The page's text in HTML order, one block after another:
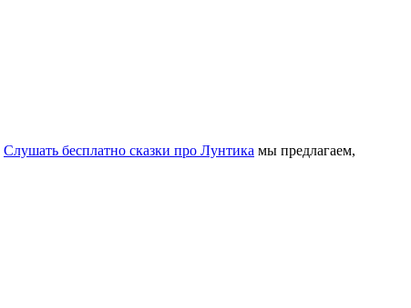
Слушать бесплатно сказки про Лунтика мы предлагаем,